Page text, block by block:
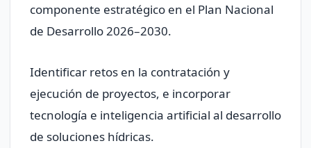
componente estratégico en el Plan Nacional
de Desarrollo 2026–2030.
Identificar retos en la contratación y
ejecución de proyectos, e incorporar
tecnología e inteligencia artificial al desarrollo
de soluciones hídricas.